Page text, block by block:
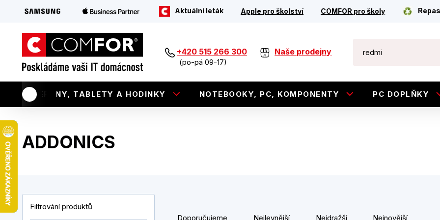
Aktuální leták Apple pro školství COMFOR pro školy
+420 515 266 300
(po-pá 09-17)
Naše prodejny
TELEFONY, TABLETY A HODINKY NOTEBOOKY, PC, KOMPONENTY PC DOPLŇKY
ADDONICS
Filtrování produktů
Doporučujeme Nejlevnější Nejdražší Nejnovější